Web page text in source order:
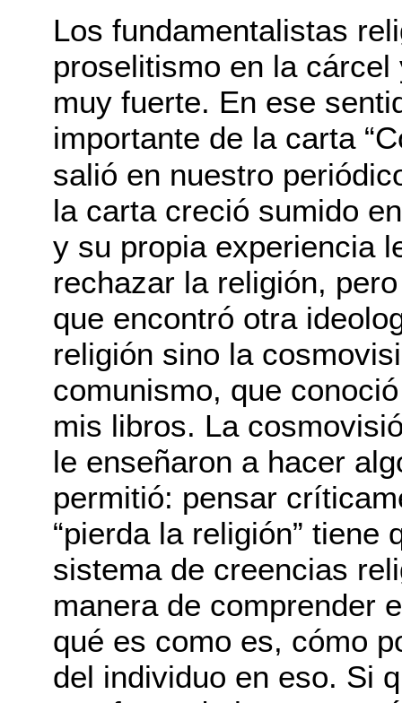
Los fundamentalistas
proselitismo en la
muy fuerte. En ese
importante de la carta
salió en nuestro
la carta creció sumido
y su propia experiencia
rechazar la religión,
que encontró otra
religión sino la
comunismo, que
mis libros. La
le enseñaron a hacer
permitió: pensar
“pierda la religión” tiene
sistema de creencias
manera de comprender
qué es como es, cómo
del individuo en eso. Si